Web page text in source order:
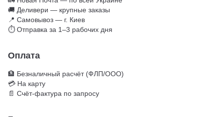
🚚 Деливери — крупные заказы
📍 Самовывоз — г. Киев
⏱ Отправка за 1–3 рабочих дня
Оплата
🏦 Безналичный расчёт (ФЛП/ООО)
💳 На карту
📄 Счёт-фактура по запросу